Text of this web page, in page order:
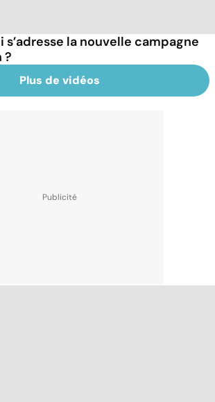
s’adresse la nouvelle campagne
?
Plus de vidéos